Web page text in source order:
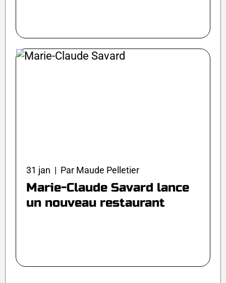
31 jan | Par Maude Pelletier
Marie-Claude Savard lance
un nouveau restaurant